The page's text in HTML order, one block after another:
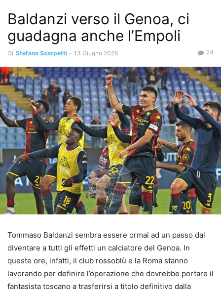
Baldanzi verso il Genoa, ci
guadagna anche l’Empoli
Di Stefano Scarpetti - 13 Giugno 2026 24
Tommaso Baldanzi sembra essere ormai ad un passo dal
diventare a tutti gli effetti un calciatore del Genoa. In
queste ore, infatti, il club rossoblù e la Roma stanno
lavorando per definire l’operazione che dovrebbe portare il
fantasista toscano a trasferirsi a titolo definitivo dalla